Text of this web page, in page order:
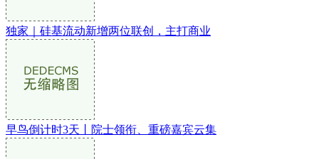
独家｜硅基流动新增两位联创，主打商业
早鸟倒计时3天丨院士领衔、重磅嘉宾云集